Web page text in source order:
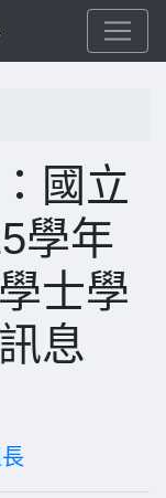
國立
學年
士學
息